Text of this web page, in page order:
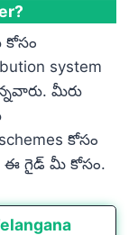
కోసం
system
మీరు
కోసం
ఈ గైడ్ మీ కోసం.